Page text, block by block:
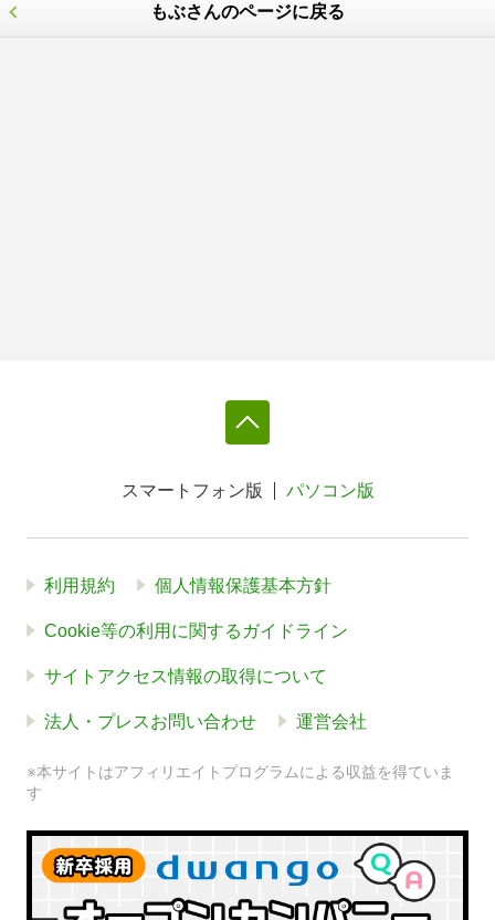
もぶさんのページに戻る
スマートフォン版 パソコン版
利用規約 個人情報保護基本方針
Cookie等の利用に関するガイドライン
サイトアクセス情報の取得について
法人・プレスお問い合わせ 運営会社
※本サイトはアフィリエイトプログラムによる収益を得ていま
す